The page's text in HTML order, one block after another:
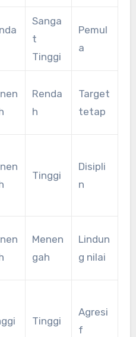
Sanga
t
Tinggi
Pemul
a
Renda
h
Target
tetap
Tinggi
Disipli
n
Menen
gah
Lindun
g nilai
Tinggi
Agresi
f